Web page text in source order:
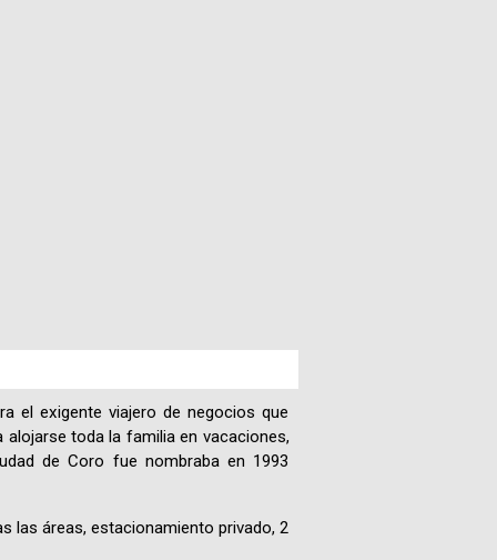
el exigente viajero de negocios que
alojarse toda la familia en vacaciones,
de Coro fue nombraba en 1993
las áreas, estacionamiento privado, 2